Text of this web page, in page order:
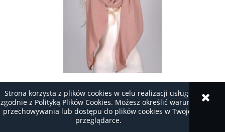
Strona korzysta z plików cookies w celu realizacji usług i
zgodnie z Polityką Plików Cookies. Możesz określić warunki
przechowywania lub dostępu do plików cookies w Twojej
przeglądarce.
MODNE CZAPKI DAMSKIE Z SZALEM CZS25 -
PUDROWY RÓŻ, SKÓRA WĘŻA
Producent: